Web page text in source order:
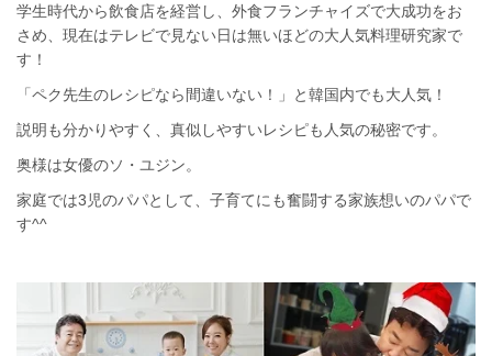
学生時代から飲食店を経営し、外食フランチャイズで大成功をお
さめ、現在はテレビで見ない日は無いほどの大人気料理研究家で
す！
「ペク先生のレシピなら間違いない！」と韓国内でも大人気！
説明も分かりやすく、真似しやすいレシピも人気の秘密です。
奥様は女優のソ・ユジン。
家庭では3児のパパとして、子育てにも奮闘する家族想いのパパで
す^^